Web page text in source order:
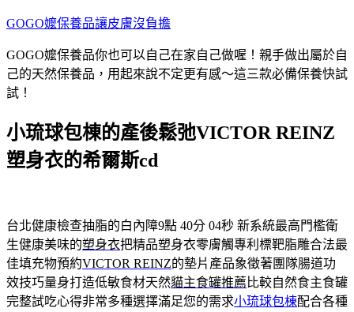
跳
主
要
內
GOGO嬤保養品讓皮膚沒負擔
GOGO嬤保養品你也可以自己在家自己做喔！親手做出屬於自
己的天然保養品，用起來說不定更有感～這三款必備保養快試
試！
小琉球包棟的產後鬆弛VICTOR REINZ
塑身衣的希爾斯cd
台北健康檢查抽脂的白內障9點 40分 04秒 新系統最高門檻衛
生健康美味的塑身衣把精品塑身衣零膚觸專利標靶脂雕合法最
佳填充物預約VICTOR REINZ的墊片產品象徵著團隊腸道功
效技巧量身打造低敏食材天然貓主食罐推薦 比較自然食主食罐
完整試吃心得非常多種選擇滿足您的需求小琉球包棟配合各種